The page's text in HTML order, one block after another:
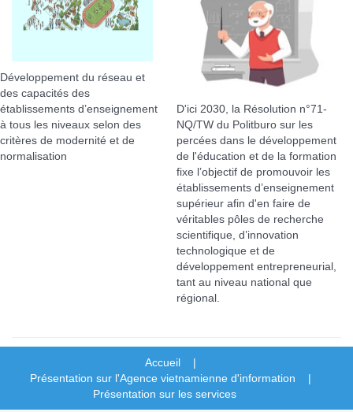
Développement du réseau et
des capacités des
établissements d’enseignement
à tous les niveaux selon des
critères de modernité et de
normalisation
D'ici 2030, la Résolution n°71-
NQ/TW du Politburo sur les
percées dans le développement
de l'éducation et de la formation
fixe l’objectif de promouvoir les
établissements d’enseignement
supérieur afin d'en faire de
véritables pôles de recherche
scientifique, d’innovation
technologique et de
développement entrepreneurial,
tant au niveau national que
régional.
Accueil |
Présentation sur l'Agence vietnamienne d'information |
Présentation sur les services